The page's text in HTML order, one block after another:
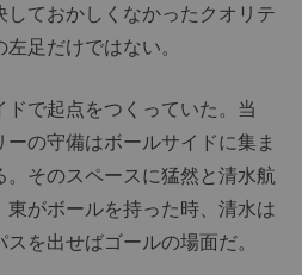
ておかしくなかったクオリテ
足だけではない。
で起点をつくっていた。当
の守備はボールサイドに集ま
。そのスペースに猛然と清水航
がボールを持った時、清水は
を出せばゴールの場面だ。